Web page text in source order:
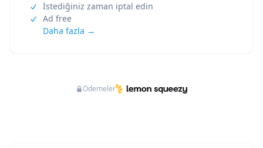
İstediğiniz zaman iptal edin
Ad free
Daha fazla →
Ödemeler